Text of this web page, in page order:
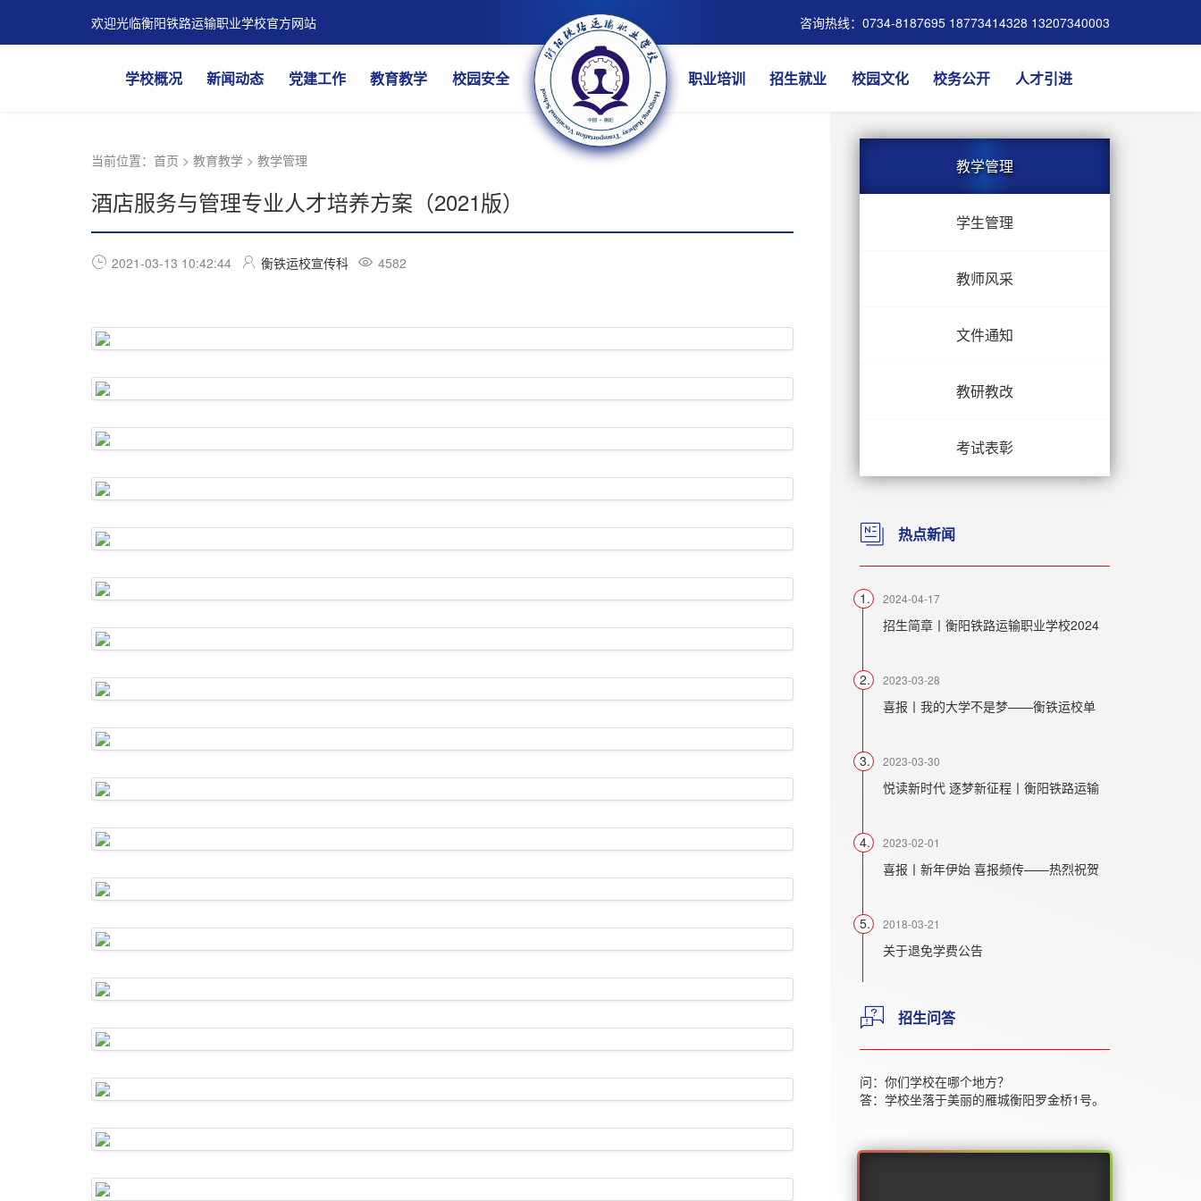
欢迎光临衡阳铁路运输职业学校官方网站 咨询热线：0734-8187695 18773414328 13207340003
学校概况 新闻动态 党建工作 教育教学 校园安全 职业培训 招生就业 校园文化 校务公开 人才引进
当前位置： 首页 > 教育教学 > 教学管理
酒店服务与管理专业人才培养方案（2021版）
2021-03-13 10:42:44 衡铁运校宣传科 4582
教学管理
学生管理
教师风采
文件通知
教研教改
考试表彰
热点新闻
2024-04-17
招生简章丨衡阳铁路运输职业学校2024
2023-03-28
喜报丨我的大学不是梦——衡铁运校单
2023-03-30
悦读新时代 逐梦新征程丨衡阳铁路运输
2023-02-01
喜报丨新年伊始 喜报频传——热烈祝贺
2018-03-21
关于退免学费公告
招生问答
问：你们学校在哪个地方？
答：学校坐落于美丽的雁城衡阳罗金桥1号。